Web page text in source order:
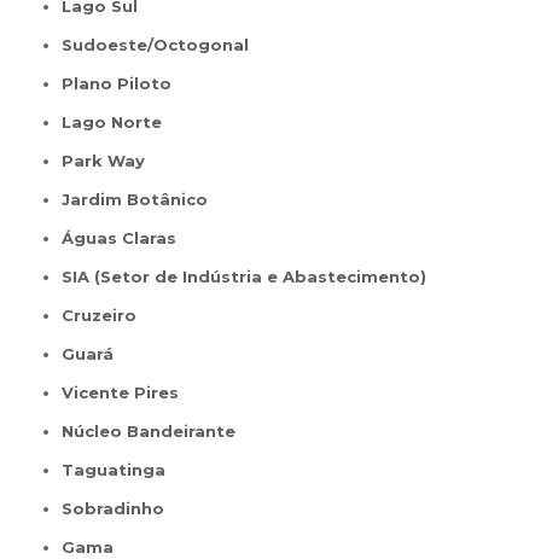
Lago Sul
Sudoeste/Octogonal
Plano Piloto
Lago Norte
Park Way
Jardim Botânico
Águas Claras
SIA (Setor de Indústria e Abastecimento)
Cruzeiro
Guará
Vicente Pires
Núcleo Bandeirante
Taguatinga
Sobradinho
Gama